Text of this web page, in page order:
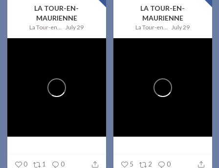
LA TOUR-EN-
MAURIENNE
La Tour-en-Maurienne July 29
0 1 0
LA TOUR-EN-
MAURIENNE
La Tour-en-Maurienne July 29
5 2 0